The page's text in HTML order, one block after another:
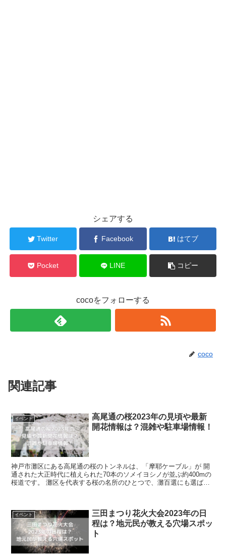
シェアする
Twitter Facebook はてブ
Pocket LINE コピー
cocoをフォローする
coco
関連記事
イベント
高尾通の桜2023年の見頃や最新
開花情報は？混雑や駐車場情報！
神戸市灘区にある高尾通の桜のトンネルは、「摩耶ケーブル」が 開
通された大正時代に植えられた70本のソメイヨシノが並ぶ約400mの
桜道です。 灘区を代表する桜の名所のひとつで、灘百選にも選ばれ
イベント
三田まつり花火大会2023年の日
程は？地元民が教える穴場スポッ
ト